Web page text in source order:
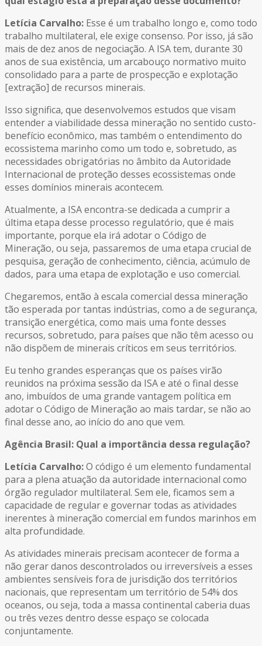
Letícia Carvalho: Esse é um trabalho longo e, como todo
trabalho multilateral, ele exige consenso. Por isso, já são
mais de dez anos de negociação. A ISA tem, durante 30
anos de sua existência, um arcabouço normativo muito
consolidado para a parte de prospecção e explotação
[extração] de recursos minerais.
Isso significa, que desenvolvemos estudos que visam
entender a viabilidade dessa mineração no sentido custo-
benefício econômico, mas também o entendimento do
ecossistema marinho como um todo e, sobretudo, as
necessidades obrigatórias no âmbito da Autoridade
Internacional de proteção desses ecossistemas onde
esses domínios minerais acontecem.
Atualmente, a ISA encontra-se dedicada a cumprir a
última etapa desse processo regulatório, que é mais
importante, porque ela irá adotar o Código de
Mineração, ou seja, passaremos de uma etapa crucial de
pesquisa, geração de conhecimento, ciência, acúmulo de
dados, para uma etapa de explotação e uso comercial.
Chegaremos, então à escala comercial dessa mineração
tão esperada por tantas indústrias, como a de segurança,
transição energética, como mais uma fonte desses
recursos, sobretudo, para países que não têm acesso ou
não dispõem de minerais críticos em seus territórios.
Eu tenho grandes esperanças que os países virão
reunidos na próxima sessão da ISA e até o final desse
ano, imbuídos de uma grande vantagem política em
adotar o Código de Mineração ao mais tardar, se não ao
final desse ano, ao início do ano que vem.
Agência Brasil: Qual a importância dessa regulação?
Letícia Carvalho:O código é um elemento fundamental
para a plena atuação da autoridade internacional como
órgão regulador multilateral. Sem ele, ficamos sem a
capacidade de regular e governar todas as atividades
inerentes à mineração comercial em fundos marinhos em
alta profundidade.
As atividades minerais precisam acontecer de forma a
não gerar danos descontrolados ou irreversíveis a esses
ambientes sensíveis fora de jurisdição dos territórios
nacionais, que representam um território de 54% dos
oceanos, ou seja, toda a massa continental caberia duas
ou três vezes dentro desse espaço se colocada
conjuntamente.